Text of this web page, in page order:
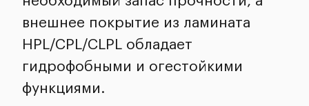
внешнее покрытие из ламината
HPL/CPL/CLPL обладает
гидрофобными и огестойкими
функциями.